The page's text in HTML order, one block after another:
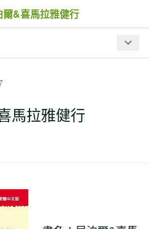
爾&喜馬拉雅健行
台灣步道攻略完全制霸
有的模樣。」
馬拉雅健行